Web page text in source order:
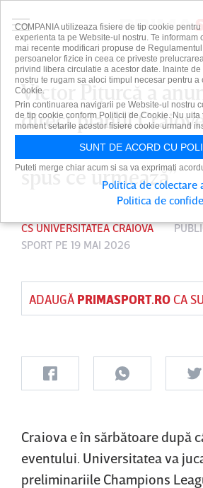
Victor Piţurcă a
direct planul
vorbit cu Mihai
spus ce urmează”
CS UNIVERSITATEA CRAIOVA
SPORT PE 19 MAI 2026
ADAUGĂ PRIMASPORT.ROCA
Craiova e în sărbătoare după
eventului. Universitatea va
preliminariile Champions
COMPANIA utilizeaza fisiere de tip cookie
experienta ta pe Website-ul nostru. Te
mai recente modificari propuse de
persoanelor fizice in ceea ce priveste
privind libera circulatie a acestor date. Inainte
nostru te rugam sa aloci timpul necesar pentru
Cookie.
Prin continuarea navigarii pe Website-ul nostru
de tip cookie conform Politicii de Cookie. Nu
moment setarile acestor fisiere cookie urmand
SUNT DE ACORD CU
Puteti merge chiar acum si sa va exprimati
Politica de colectare
Politica de